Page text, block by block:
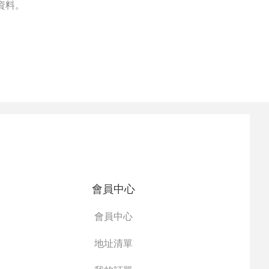
。
會員中心
會員中心
地址清單